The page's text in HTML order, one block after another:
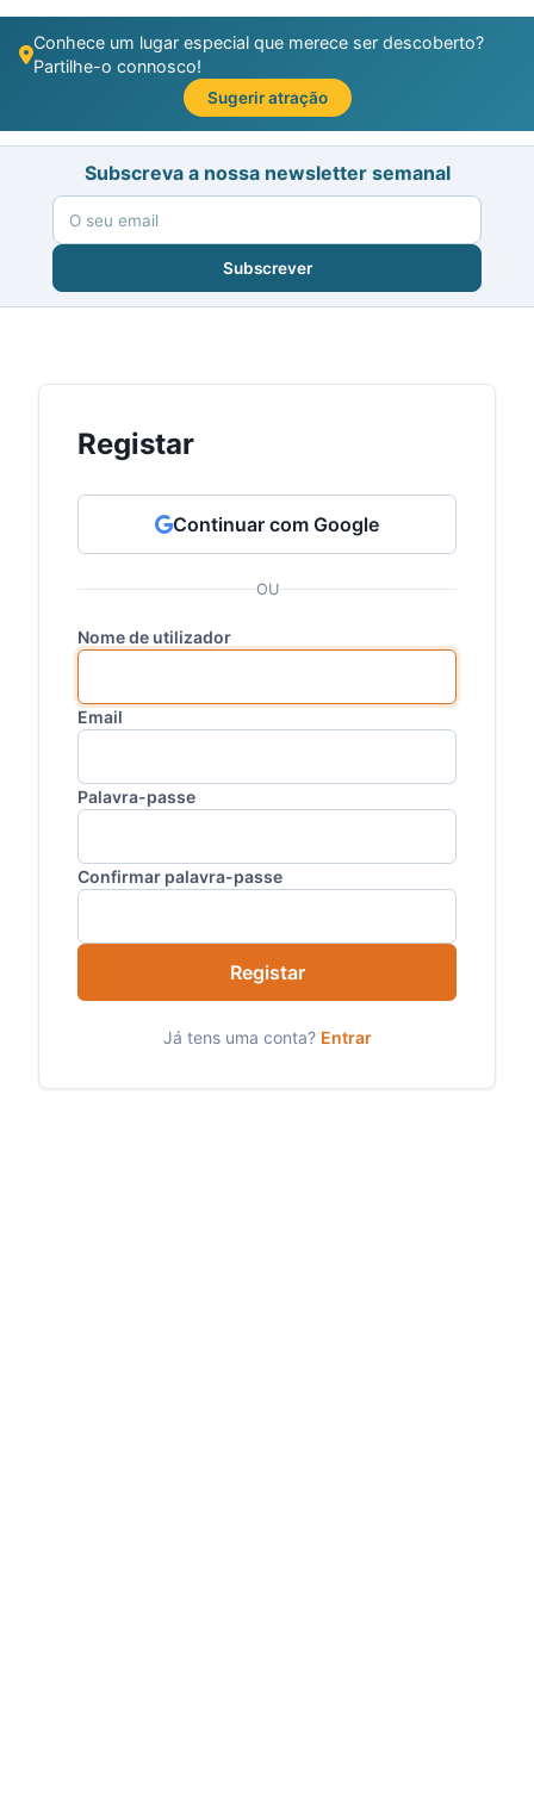
Conhece um lugar especial que merece ser descoberto?
Partilhe-o connosco!
Sugerir atração
Subscreva a nossa newsletter semanal
Subscrever
Registar
Continuar com Google
OU
Nome de utilizador
Email
Palavra-passe
Confirmar palavra-passe
Registar
Já tens uma conta? Entrar